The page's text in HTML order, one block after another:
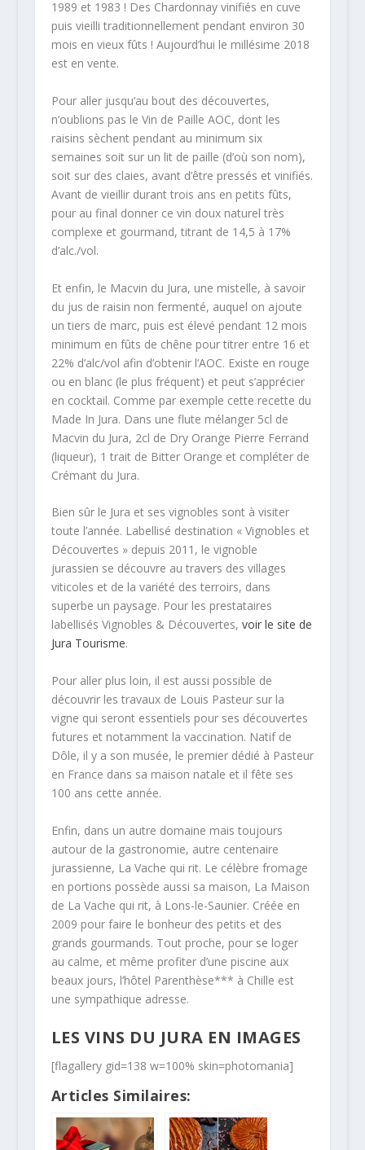
1989 et 1983 ! Des Chardonnay vinifiés en cuve
puis vieilli traditionnellement pendant environ 30
mois en vieux fûts ! Aujourd’hui le millésime 2018
est en vente.
Pour aller jusqu’au bout des découvertes,
n’oublions pas le Vin de Paille AOC, dont les
raisins sèchent pendant au minimum six
semaines soit sur un lit de paille (d’où son nom),
soit sur des claies, avant d’être pressés et vinifiés.
Avant de vieillir durant trois ans en petits fûts,
pour au final donner ce vin doux naturel très
complexe et gourmand, titrant de 14,5 à 17%
d’alc./vol.
Et enfin, le Macvin du Jura, une mistelle, à savoir
du jus de raisin non fermenté, auquel on ajoute
un tiers de marc, puis est élevé pendant 12 mois
minimum en fûts de chêne pour titrer entre 16 et
22% d’alc/vol afin d’obtenir l’AOC. Existe en rouge
ou en blanc (le plus fréquent) et peut s’apprécier
en cocktail. Comme par exemple cette recette du
Made In Jura. Dans une flute mélanger 5cl de
Macvin du Jura, 2cl de Dry Orange Pierre Ferrand
(liqueur), 1 trait de Bitter Orange et compléter de
Crémant du Jura.
Bien sûr le Jura et ses vignobles sont à visiter
toute l’année. Labellisé destination « Vignobles et
Découvertes » depuis 2011, le vignoble
jurassien se découvre au travers des villages
viticoles et de la variété des terroirs, dans
superbe un paysage. Pour les prestataires
labellisés Vignobles & Découvertes, voir le site de
Jura Tourisme.
Pour aller plus loin, il est aussi possible de
découvrir les travaux de Louis Pasteur sur la
vigne qui seront essentiels pour ses découvertes
futures et notamment la vaccination. Natif de
Dôle, il y a son musée, le premier dédié à Pasteur
en France dans sa maison natale et il fête ses
100 ans cette année.
Enfin, dans un autre domaine mais toujours
autour de la gastronomie, autre centenaire
jurassienne, La Vache qui rit. Le célèbre fromage
en portions possède aussi sa maison, La Maison
de La Vache qui rit, à Lons-le-Saunier. Créée en
2009 pour faire le bonheur des petits et des
grands gourmands. Tout proche, pour se loger
au calme, et même profiter d’une piscine aux
beaux jours, l’hôtel Parenthèse*** à Chille est
une sympathique adresse.
LES VINS DU JURA EN IMAGES
[flagallery gid=138 w=100% skin=photomania]
Articles Similaires: